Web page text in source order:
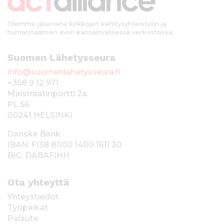
Olemme jäsenenä kirkkojen kehitysyhteistyön ja
humanitaarisen avun kansainvälisessä verkostossa.
Suomen Lähetysseura
info@suomenlahetysseura.fi
+358 9 12 971
Maistraatinportti 2a
PL 56
00241 HELSINKI
Danske Bank
IBAN: FI38 8000 1400 1611 30
BIC: DABAFIHH
Ota yhteyttä
Yhteystiedot
Työpaikat
Palaute